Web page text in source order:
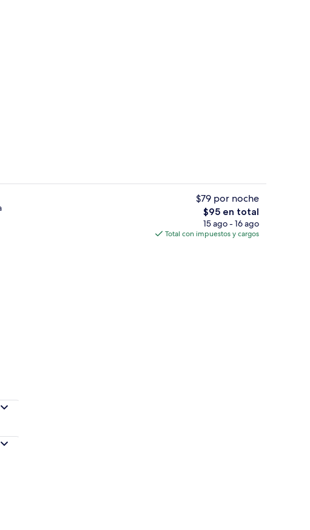
LED de 32 pulgadas con canales por cable y televisiónRopa de cama de alta calidad y caja
$79 por noche
El
precio
total
$95 en total
15 ago - 16 ago
Total con impuestos y cargos